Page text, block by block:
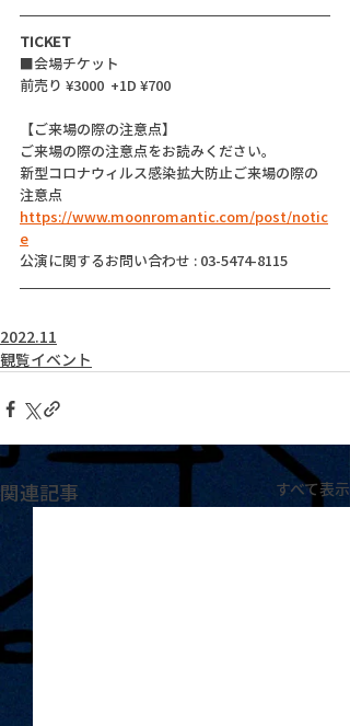
TICKET
■会場チケット
前売り ¥3000  +1D ¥700
【ご来場の際の注意点】
ご来場の際の注意点をお読みください。
新型コロナウィルス感染拡大防止ご来場の際の
注意点
https://www.moonromantic.com/post/notic
e
公演に関するお問い合わせ : 03-5474-8115
2022.11
観覧イベント
関連記事 すべて表示